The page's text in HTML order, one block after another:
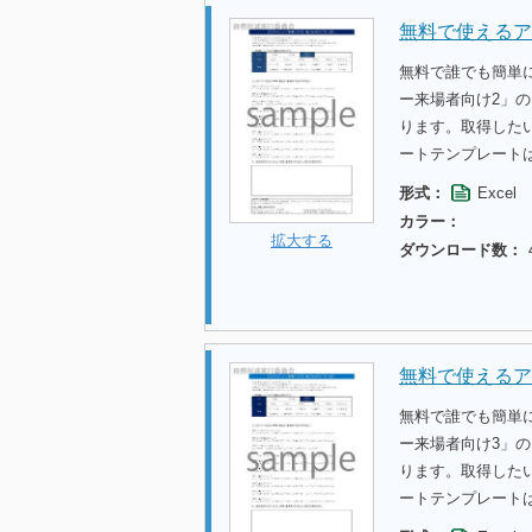
拡大する
無料で使える
無料で誰でも簡単
ー来場者向け2」
ります。取得した
ートテンプレート
形式：
Excel
カラー：
ダウンロード数：
無料で使える
無料で誰でも簡単
ー来場者向け3」
ります。取得した
ートテンプレート